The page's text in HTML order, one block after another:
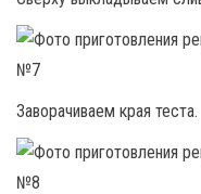
Заворачиваем края теста.